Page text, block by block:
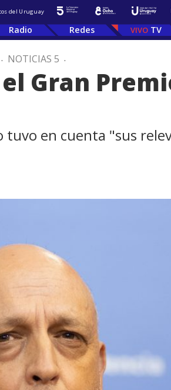
del Uruguay
Radio Redes TV
. NOTICIAS 5 .
Gran
tuvo en cuenta "sus